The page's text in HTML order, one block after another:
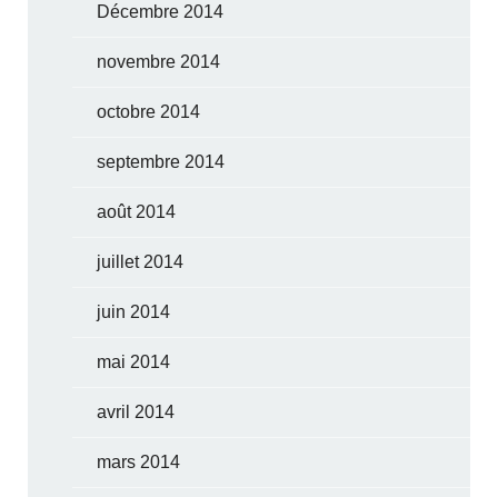
Décembre 2014
novembre 2014
octobre 2014
septembre 2014
août 2014
juillet 2014
juin 2014
mai 2014
avril 2014
mars 2014